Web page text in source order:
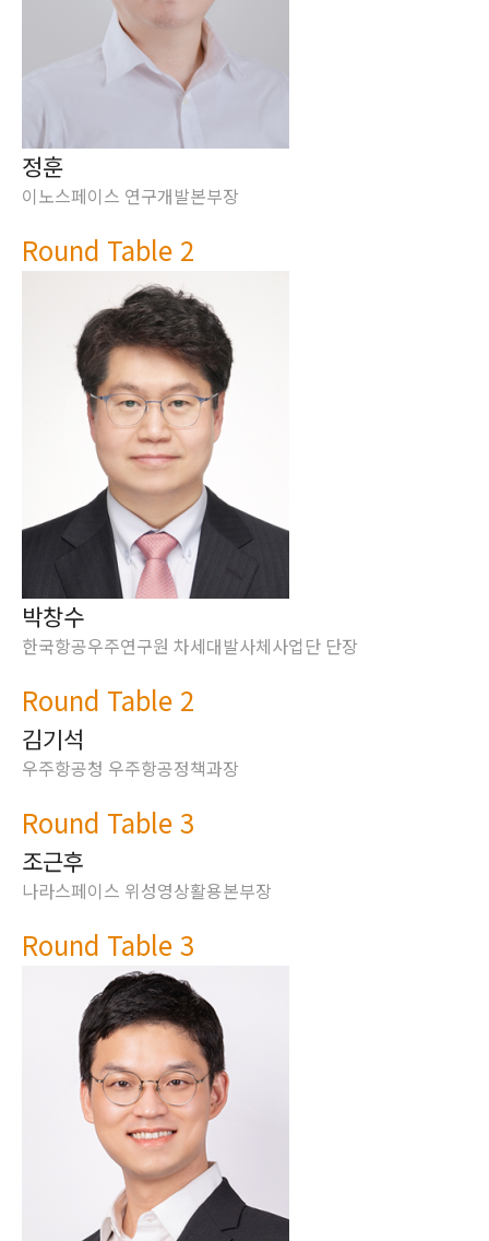
정훈
이노스페이스 연구개발본부장
Round Table 2
박창수
한국항공우주연구원 차세대발사체사업단 단장
Round Table 2
김기석
우주항공청 우주항공정책과장
Round Table 3
조근후
나라스페이스 위성영상활용본부장
Round Table 3